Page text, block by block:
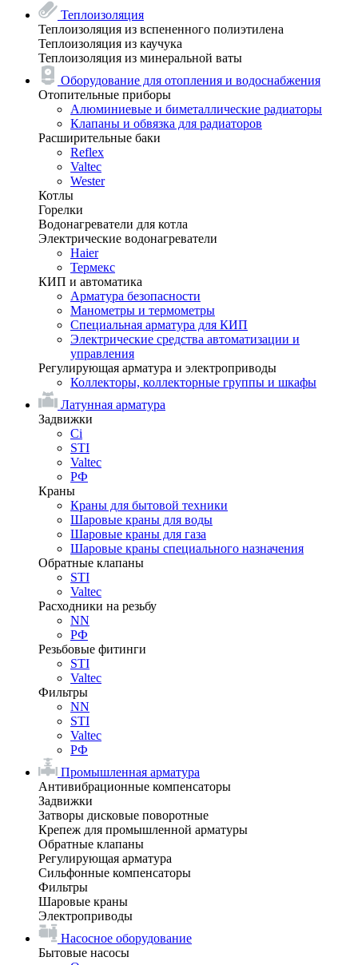
Теплоизоляция
Теплоизоляция из вспененного полиэтилена
Теплоизоляция из каучука
Теплоизоляция из минеральной ваты
Оборудование для отопления и водоснабжения
Отопительные приборы
Алюминиевые и биметаллические радиаторы
Клапаны и обвязка для радиаторов
Расширительные баки
Reflex
Valtec
Wester
Котлы
Горелки
Водонагреватели для котла
Электрические водонагреватели
Haier
Термекс
КИП и автоматика
Арматура безопасности
Манометры и термометры
Специальная арматура для КИП
Электрические средства автоматизации и
управления
Регулирующая арматура и электроприводы
Коллекторы, коллекторные группы и шкафы
Латунная арматура
Задвижки
Ci
STI
Valtec
РФ
Краны
Краны для бытовой техники
Шаровые краны для воды
Шаровые краны для газа
Шаровые краны специального назначения
Обратные клапаны
STI
Valtec
Расходники на резьбу
NN
РФ
Резьбовые фитинги
STI
Valtec
Фильтры
NN
STI
Valtec
РФ
Промышленная арматура
Антивибрационные компенсаторы
Задвижки
Затворы дисковые поворотные
Крепеж для промышленной арматуры
Обратные клапаны
Регулирующая арматура
Сильфонные компенсаторы
Фильтры
Шаровые краны
Электроприводы
Насосное оборудование
Бытовые насосы